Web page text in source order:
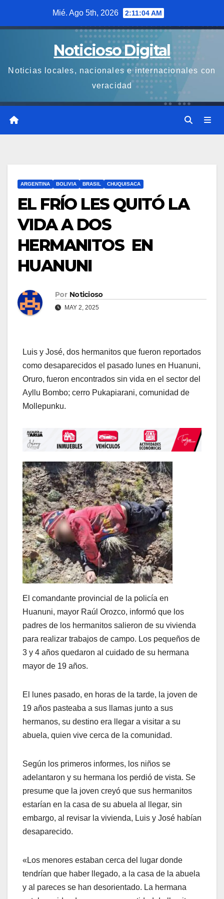
Mié. Ago 5th, 2026 2:11:04 AM
Noticioso Digital
Noticias locales, nacionales e internacionales con
veracidad
ARGENTINA BOLIVIA BRASIL CHUQUISACA
EL FRÍO LES QUITÓ LA
VIDA A DOS
HERMANITOS EN
HUANUNI
Por Noticioso
MAY 2, 2025
Luis y José, dos hermanitos que fueron reportados
como desaparecidos el pasado lunes en Huanuni,
Oruro, fueron encontrados sin vida en el sector del
Ayllu Bombo; cerro Pukapiarani, comunidad de
Mollepunku.
El comandante provincial de la policía en
Huanuni, mayor Raúl Orozco, informó que los
padres de los hermanitos salieron de su vivienda
para realizar trabajos de campo. Los pequeños de
3 y 4 años quedaron al cuidado de su hermana
mayor de 19 años.
El lunes pasado, en horas de la tarde, la joven de
19 años pasteaba a sus llamas junto a sus
hermanos, su destino era llegar a visitar a su
abuela, quien vive cerca de la comunidad.
Según los primeros informes, los niños se
adelantaron y su hermana los perdió de vista. Se
presume que la joven creyó que sus hermanitos
estarían en la casa de su abuela al llegar, sin
embargo, al revisar la vivienda, Luis y José habían
desaparecido.
«Los menores estaban cerca del lugar donde
tendrían que haber llegado, a la casa de la abuela
y al pareces se han desorientado. La hermana